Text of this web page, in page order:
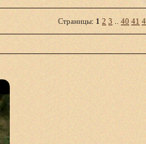
Страницы: 1 2 3 40 41